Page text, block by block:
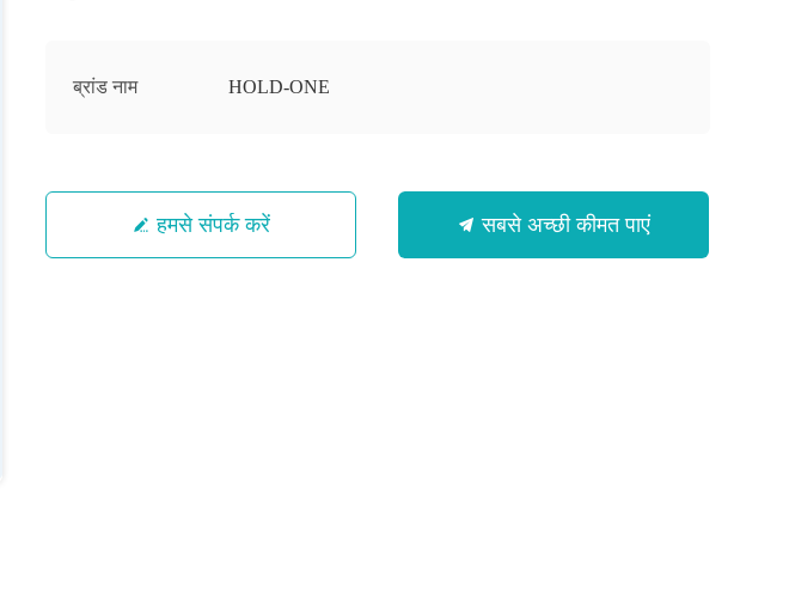
ब्रांड नाम HOLD-ONE
हमसे संपर्क करें सबसे अच्छी कीमत पाएं